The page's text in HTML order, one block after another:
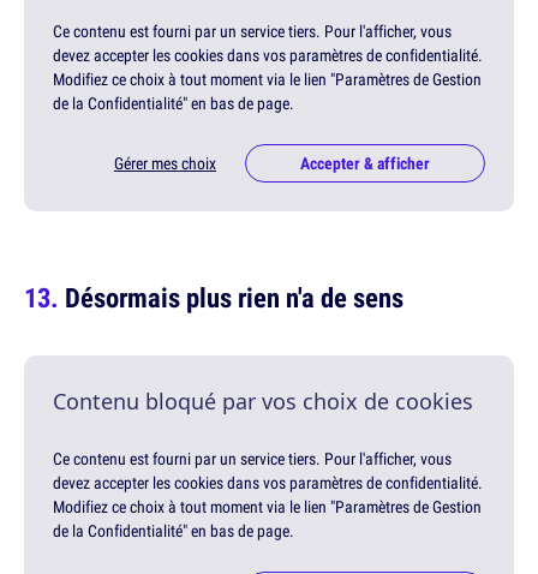
Ce contenu est fourni par un service tiers. Pour l'afficher, vous
devez accepter les cookies dans vos paramètres de confidentialité.
Modifiez ce choix à tout moment via le lien "Paramètres de Gestion
de la Confidentialité" en bas de page.
Gérer mes choix Accepter & afficher
Désormais plus rien n'a de sens
Contenu bloqué par vos choix de cookies
Ce contenu est fourni par un service tiers. Pour l'afficher, vous
devez accepter les cookies dans vos paramètres de confidentialité.
Modifiez ce choix à tout moment via le lien "Paramètres de Gestion
de la Confidentialité" en bas de page.